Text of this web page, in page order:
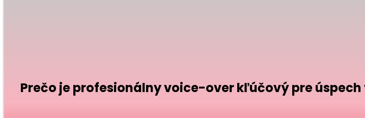
Prečo je profesionálny voice-over kľúčový pre úspech